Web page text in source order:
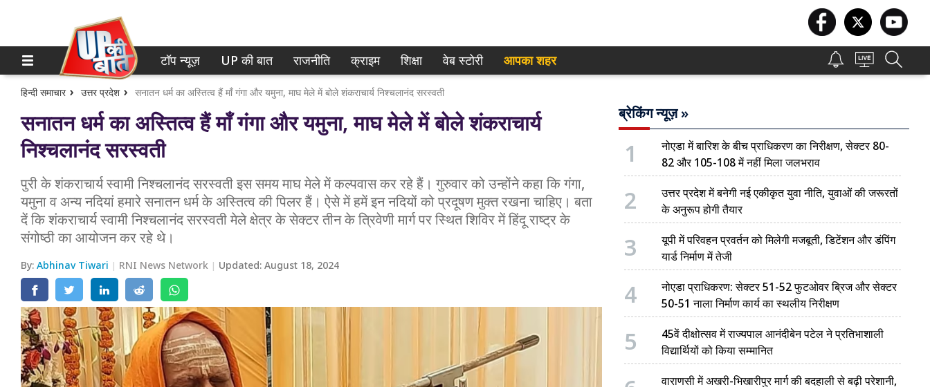
होम
टॉप न्यूज़
UP की बात
राजनीति
क्राइम
शिक्षा
टॉप न्यूज़ UP की बात राजनीति क्राइम शिक्षा वेब स्टोरी आपका शहर
हिन्दी समाचार उत्तर प्रदेश सनातन धर्म का अस्तित्व हैं माँ गंगा और यमुना, माघ मेले में बोले शंकराचार्य निश्चलानंद सरस्वती
सनातन धर्म का अस्तित्व हैं माँ गंगा और यमुना, माघ मेले में बोले शंकराचार्य
निश्चलानंद सरस्वती
पुरी के शंकराचार्य स्वामी निश्चलानंद सरस्वती इस समय माघ मेले में कल्पवास कर रहे हैं। गुरुवार को उन्होंने कहा कि गंगा,
यमुना व अन्य नदियां हमारे सनातन धर्म के अस्तित्व की पिलर हैं। ऐसे में हमें इन नदियों को प्रदूषण मुक्त रखना चाहिए। बता
दें कि शंकराचार्य स्वामी निश्चलानंद सरस्वती मेले क्षेत्र के सेक्टर तीन के त्रिवेणी मार्ग पर स्थित शिविर में हिंदू राष्ट्र के
संगोष्ठी का आयोजन कर रहे थे।
By:Abhinav Tiwari RNI News Network Updated:August 18, 2024
ब्रेकिंग न्यूज़ »
1
नोएडा में बारिश के बीच प्राधिकरण का निरीक्षण, सेक्टर 80-
82 और 105-108 में नहीं मिला जलभराव
2
उत्तर प्रदेश में बनेगी नई एकीकृत युवा नीति, युवाओं की जरूरतों
के अनुरूप होगी तैयार
3
यूपी में परिवहन प्रवर्तन को मिलेगी मजबूती, डिटेंशन और डंपिंग
यार्ड निर्माण में तेजी
4
नोएडा प्राधिकरण: सेक्टर 51-52 फुटओवर ब्रिज और सेक्टर
50-51 नाला निर्माण कार्य का स्थलीय निरीक्षण
5
45वें दीक्षोत्सव में राज्यपाल आनंदीबेन पटेल ने प्रतिभाशाली
विद्यार्थियों को किया सम्मानित
वाराणसी में अखरी-भिखारीपुर मार्ग की बदहाली से बढ़ी परेशानी,
नोएडा
गाजियाबाद
लखनऊ
कानपुर
वाराणसी
आगरा
अयोध्या
अलीगढ़
मथुरा
मेरठ
मुरादाबाद